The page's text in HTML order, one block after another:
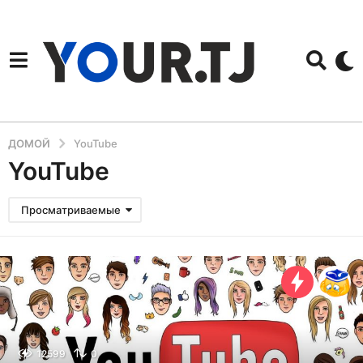
ДОМОЙ YouTube
YouTube
Просматриваемые
12599 0